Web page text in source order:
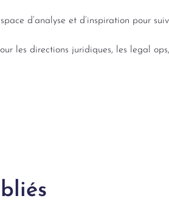
d’analyse et d’inspiration pour
les directions juridiques, les legal